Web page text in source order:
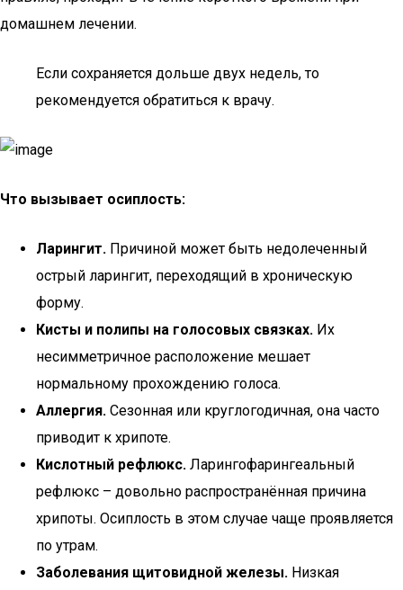
домашнем лечении.
Если сохраняется дольше двух недель, то
рекомендуется обратиться к врачу.
Что вызывает осиплость:
Ларингит. Причиной может быть недолеченный
острый ларингит, переходящий в хроническую
форму.
Кисты и полипы на голосовых связках. Их
несимметричное расположение мешает
нормальному прохождению голоса.
Аллергия. Сезонная или круглогодичная, она часто
приводит к хрипоте.
Кислотный рефлюкс. Ларингофарингеальный
рефлюкс – довольно распространённая причина
хрипоты. Осиплость в этом случае чаще проявляется
по утрам.
Заболевания щитовидной железы. Низкая